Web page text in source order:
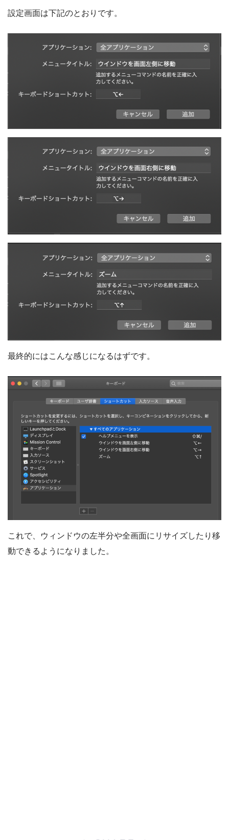
設定画面は下記のとおりです。
最終的にはこんな感じになるはずです。
これで、ウィンドウの左半分や全画面にリサイズしたり移
動できるようになりました。